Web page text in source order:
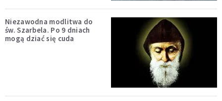
Niezawodna modlitwa do
św. Szarbela. Po 9 dniach
mogą dziać się cuda